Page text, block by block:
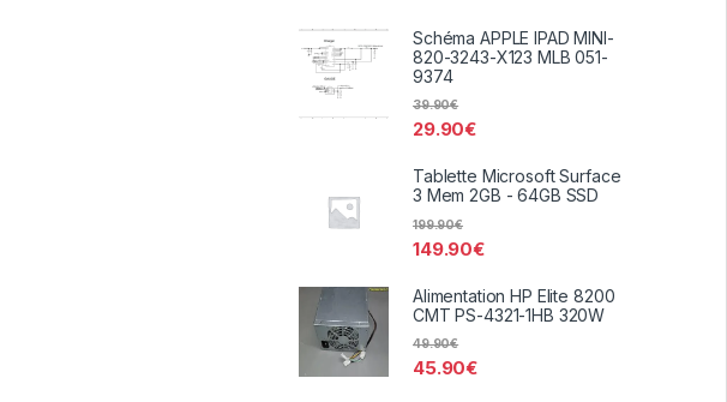
Schéma APPLE IPAD MINI-
820-3243-X123 MLB 051-
9374
29.90€
39.90€
Tablette Microsoft Surface
3 Mem 2GB - 64GB SSD
149.90€
199.90€
Alimentation HP Elite 8200
CMT PS-4321-1HB 320W
45.90€
49.90€